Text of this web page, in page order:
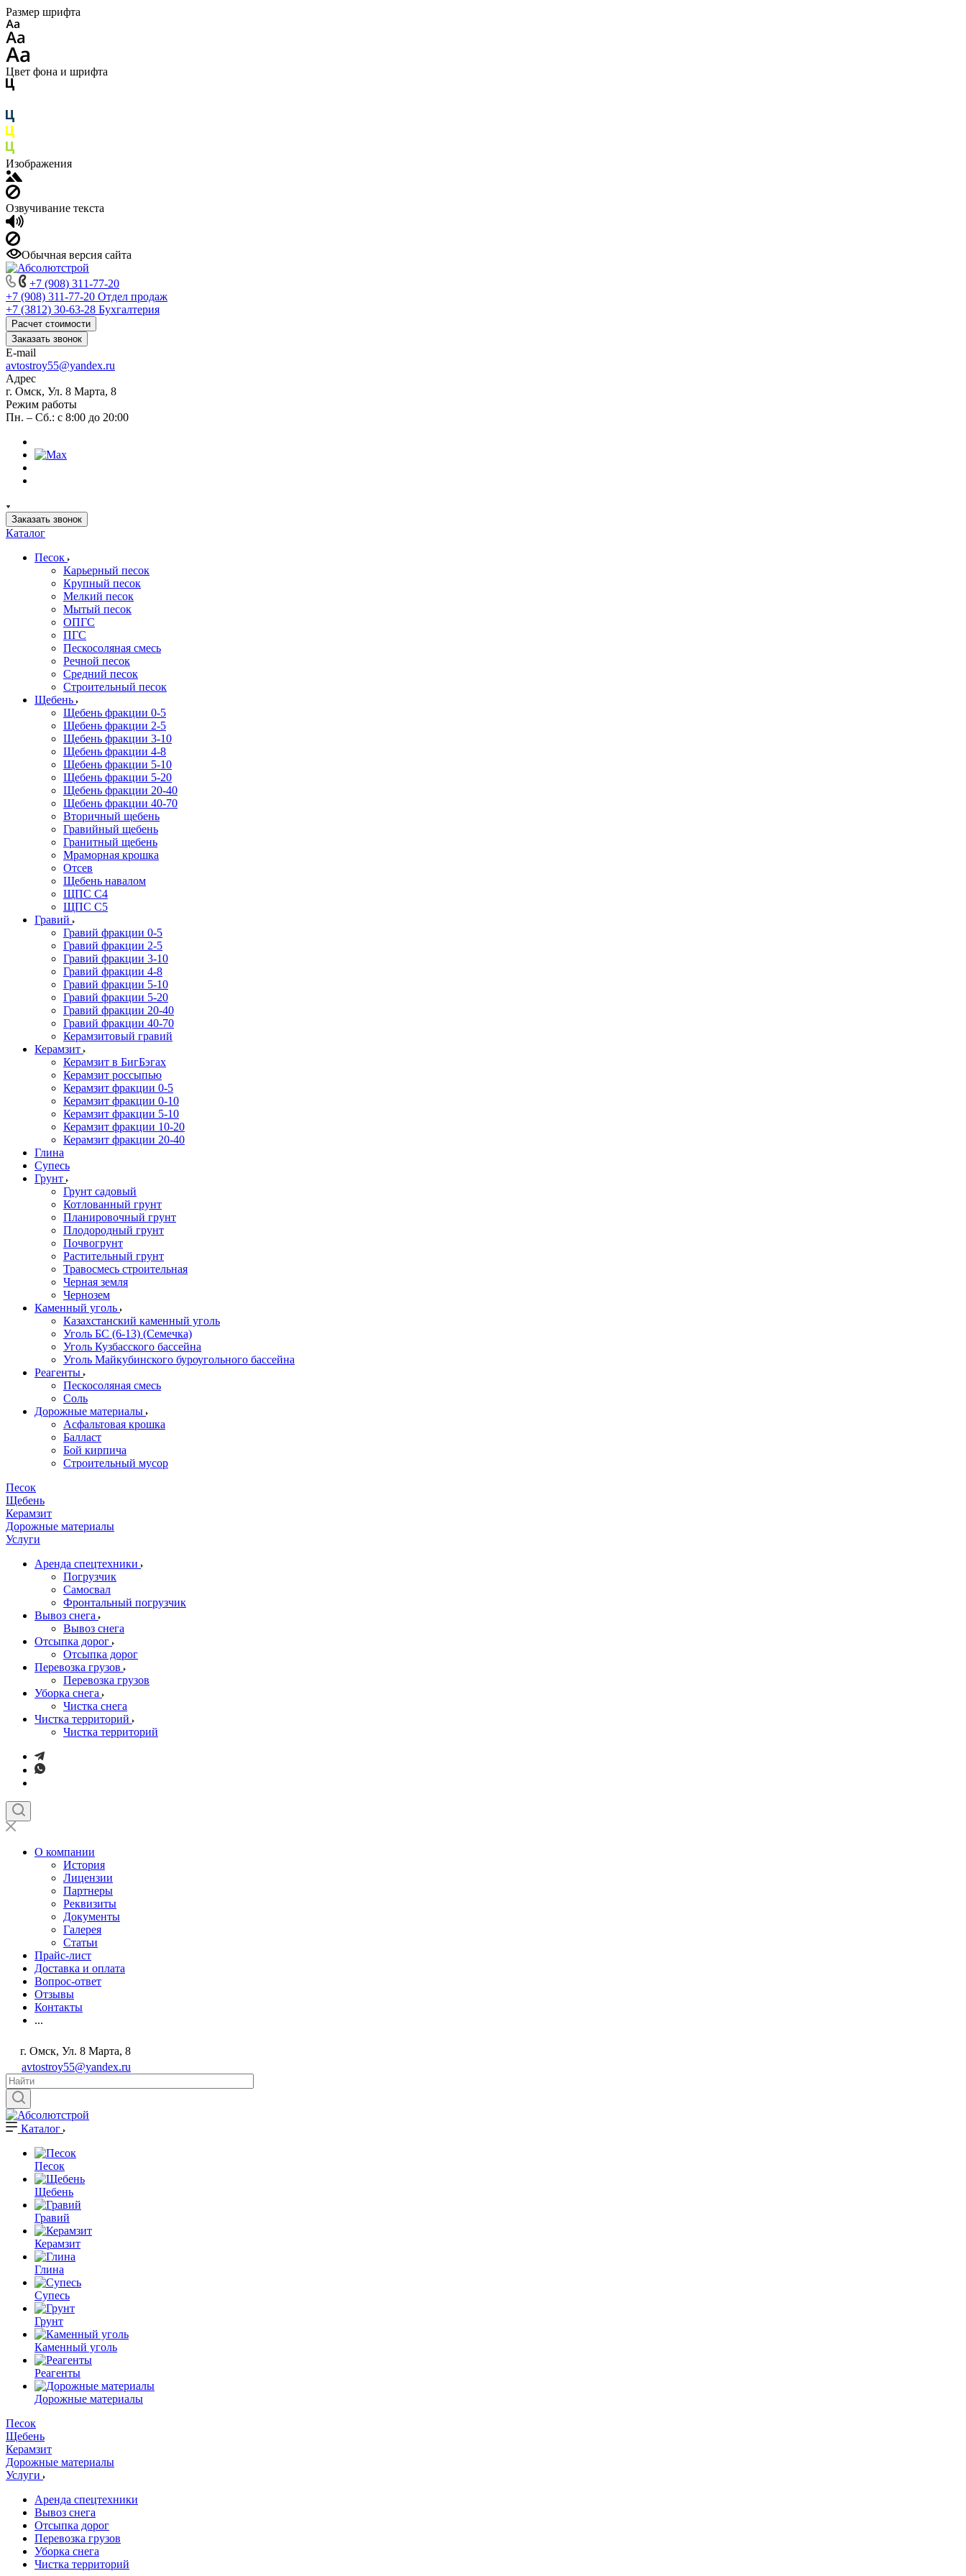
Размер шрифта
Цвет фона и шрифта
Изображения
Озвучивание текста
Обычная версия сайта
+7 (908) 311-77-20
+7 (908) 311-77-20 Отдел продаж
+7 (3812) 30-63-28 Бухгалтерия
Расчет стоимости
Заказать звонок
E-mail
avtostroy55@yandex.ru
Адрес
г. Омск, Ул. 8 Марта, 8
Режим работы
Пн. – Сб.: с 8:00 до 20:00
Заказать звонок
Каталог
Песок
Карьерный песок
Крупный песок
Мелкий песок
Мытый песок
ОПГС
ПГС
Пескосоляная смесь
Речной песок
Средний песок
Строительный песок
Щебень
Щебень фракции 0-5
Щебень фракции 2-5
Щебень фракции 3-10
Щебень фракции 4-8
Щебень фракции 5-10
Щебень фракции 5-20
Щебень фракции 20-40
Щебень фракции 40-70
Вторичный щебень
Гравийный щебень
Гранитный щебень
Мраморная крошка
Отсев
Щебень навалом
ЩПС С4
ЩПС С5
Гравий
Гравий фракции 0-5
Гравий фракции 2-5
Гравий фракции 3-10
Гравий фракции 4-8
Гравий фракции 5-10
Гравий фракции 5-20
Гравий фракции 20-40
Гравий фракции 40-70
Керамзитовый гравий
Керамзит
Керамзит в БигБэгах
Керамзит россыпью
Керамзит фракции 0-5
Керамзит фракции 0-10
Керамзит фракции 5-10
Керамзит фракции 10-20
Керамзит фракции 20-40
Глина
Супесь
Грунт
Грунт садовый
Котлованный грунт
Планировочный грунт
Плодородный грунт
Почвогрунт
Растительный грунт
Травосмесь строительная
Черная земля
Чернозем
Каменный уголь
Казахстанский каменный уголь
Уголь БС (6-13) (Семечка)
Уголь Кузбасского бассейна
Уголь Майкубинского буроугольного бассейна
Реагенты
Пескосоляная смесь
Соль
Дорожные материалы
Асфальтовая крошка
Балласт
Бой кирпича
Строительный мусор
Песок
Щебень
Керамзит
Дорожные материалы
Услуги
Аренда спецтехники
Погрузчик
Самосвал
Фронтальный погрузчик
Вывоз снега
Вывоз снега
Отсыпка дорог
Отсыпка дорог
Перевозка грузов
Перевозка грузов
Уборка снега
Чистка снега
Чистка территорий
Чистка территорий
О компании
История
Лицензии
Партнеры
Реквизиты
Документы
Галерея
Статьи
Прайс-лист
Доставка и оплата
Вопрос-ответ
Отзывы
Контакты
...
г. Омск, Ул. 8 Марта, 8
avtostroy55@yandex.ru
Каталог
Песок
Щебень
Гравий
Керамзит
Глина
Супесь
Грунт
Каменный уголь
Реагенты
Дорожные материалы
Песок
Щебень
Керамзит
Дорожные материалы
Услуги
Аренда спецтехники
Вывоз снега
Отсыпка дорог
Перевозка грузов
Уборка снега
Чистка территорий